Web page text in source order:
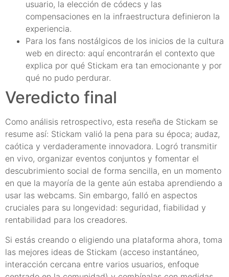
usuario, la elección de códecs y las
compensaciones en la infraestructura definieron la
experiencia.
Para los fans nostálgicos de los inicios de la cultura
web en directo: aquí encontrarán el contexto que
explica por qué Stickam era tan emocionante y por
qué no pudo perdurar.
Veredicto final
Como análisis retrospectivo, esta reseña de Stickam se
resume así: Stickam valió la pena para su época; audaz,
caótica y verdaderamente innovadora. Logró transmitir
en vivo, organizar eventos conjuntos y fomentar el
descubrimiento social de forma sencilla, en un momento
en que la mayoría de la gente aún estaba aprendiendo a
usar las webcams. Sin embargo, falló en aspectos
cruciales para su longevidad: seguridad, fiabilidad y
rentabilidad para los creadores.
Si estás creando o eligiendo una plataforma ahora, toma
las mejores ideas de Stickam (acceso instantáneo,
interacción cercana entre varios usuarios, enfoque